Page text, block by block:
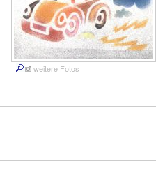
weitere Fotos